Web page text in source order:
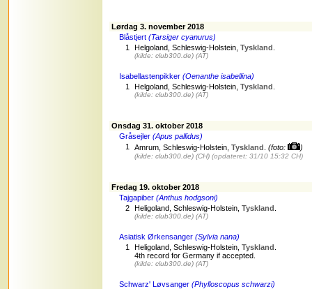
Lørdag 3. november 2018
Blåstjert (Tarsiger cyanurus)
1
Helgoland, Schleswig-Holstein, Tyskland
(kilde: club300.de) (AT)
Isabellastenpikker (Oenanthe isabellina)
1
Helgoland, Schleswig-Holstein, Tyskland
(kilde: club300.de) (AT)
Onsdag 31. oktober 2018
Gråsejler (Apus pallidus)
1
Amrum, Schleswig-Holstein, Tyskland (foto: )
(kilde: club300.de) (CH) (opdateret: 31/10 15:32 CH)
Fredag 19. oktober 2018
Tajgapiber (Anthus hodgsoni)
2
Heligoland, Schleswig-Holstein, Tyskland
(kilde: club300.de) (AT)
Asiatisk Ørkensanger (Sylvia nana)
1
Heligoland, Schleswig-Holstein, Tyskland
4th record for Germany if accepted.
(kilde: club300.de) (AT)
Schwarz' Løvsanger (Phylloscopus schwarzi)